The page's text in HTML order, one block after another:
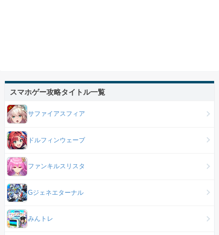
スマホゲー攻略タイトル一覧
サファイアスフィア
ドルフィンウェーブ
ファンキルスリスタ
Gジェネエターナル
みんトレ